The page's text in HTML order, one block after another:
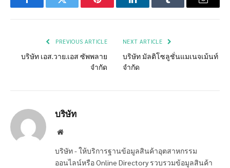
FacebookTwitter Pinterest LinkedInTumblr Email
PREVIOUS ARTICLE
บริษัท เอส.วาย.เอส ซัพพลาย
จำกัด
NEXT ARTICLE
บริษัท มัลติโซลูชั่นแมเนจเม้นท์
จำกัด
บริษัท
Website
บริษัท - ให้บริการฐานข้อมูลสินค้าอุตสาหกรรม
ออนไลน์หรือ Online Directory รวบรวมข้อมูลสินค้า